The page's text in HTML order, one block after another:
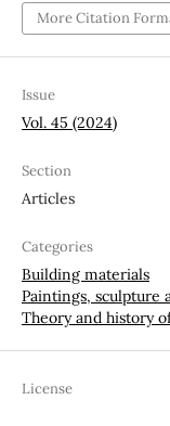
More Citation
Issue
Vol. 45 (2024)
Section
Articles
Categories
Building materials
Paintings, sculpture
Theory and history
License